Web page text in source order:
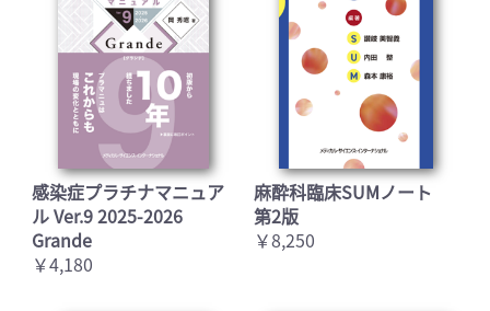
感染症プラチナマニュア
ル Ver.9 2025-2026
Grande
￥4,180
麻酔科臨床SUMノート
第2版
￥8,250